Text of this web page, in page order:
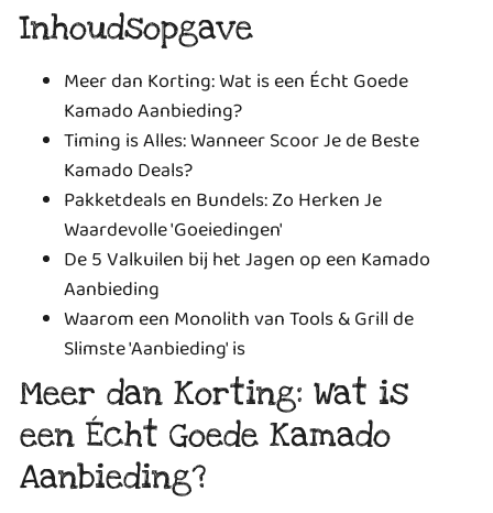
Inhoudsopgave
Meer dan Korting: Wat is een Écht Goede
Kamado Aanbieding?
Timing is Alles: Wanneer Scoor Je de Beste
Kamado Deals?
Pakketdeals en Bundels: Zo Herken Je
Waardevolle 'Goeiedingen'
De 5 Valkuilen bij het Jagen op een Kamado
Aanbieding
Waarom een Monolith van Tools & Grill de
Slimste 'Aanbieding' is
Meer dan Korting: Wat is
een Écht Goede Kamado
Aanbieding?